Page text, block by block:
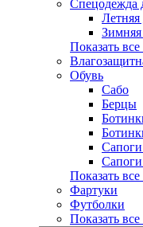
Спецодежда
Показать
Обувь
Сабо
Берцы
Показать
Фартуки
Футболки
Показать